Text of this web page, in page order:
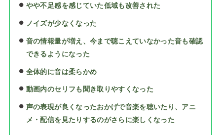
やや不足感を感じていた低域も改善された
ノイズが少なくなった
音の情報量が増え、今まで聴こえていなかった音も確認
できるようになった
全体的に音は柔らかめ
動画内のセリフも聞き取りやすくなった
声の表現が良くなったおかげで音楽を聴いたり、アニ
メ・配信を見たりするのがさらに楽しくなった